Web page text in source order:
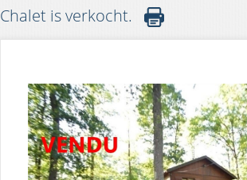
Chalet is verkocht.